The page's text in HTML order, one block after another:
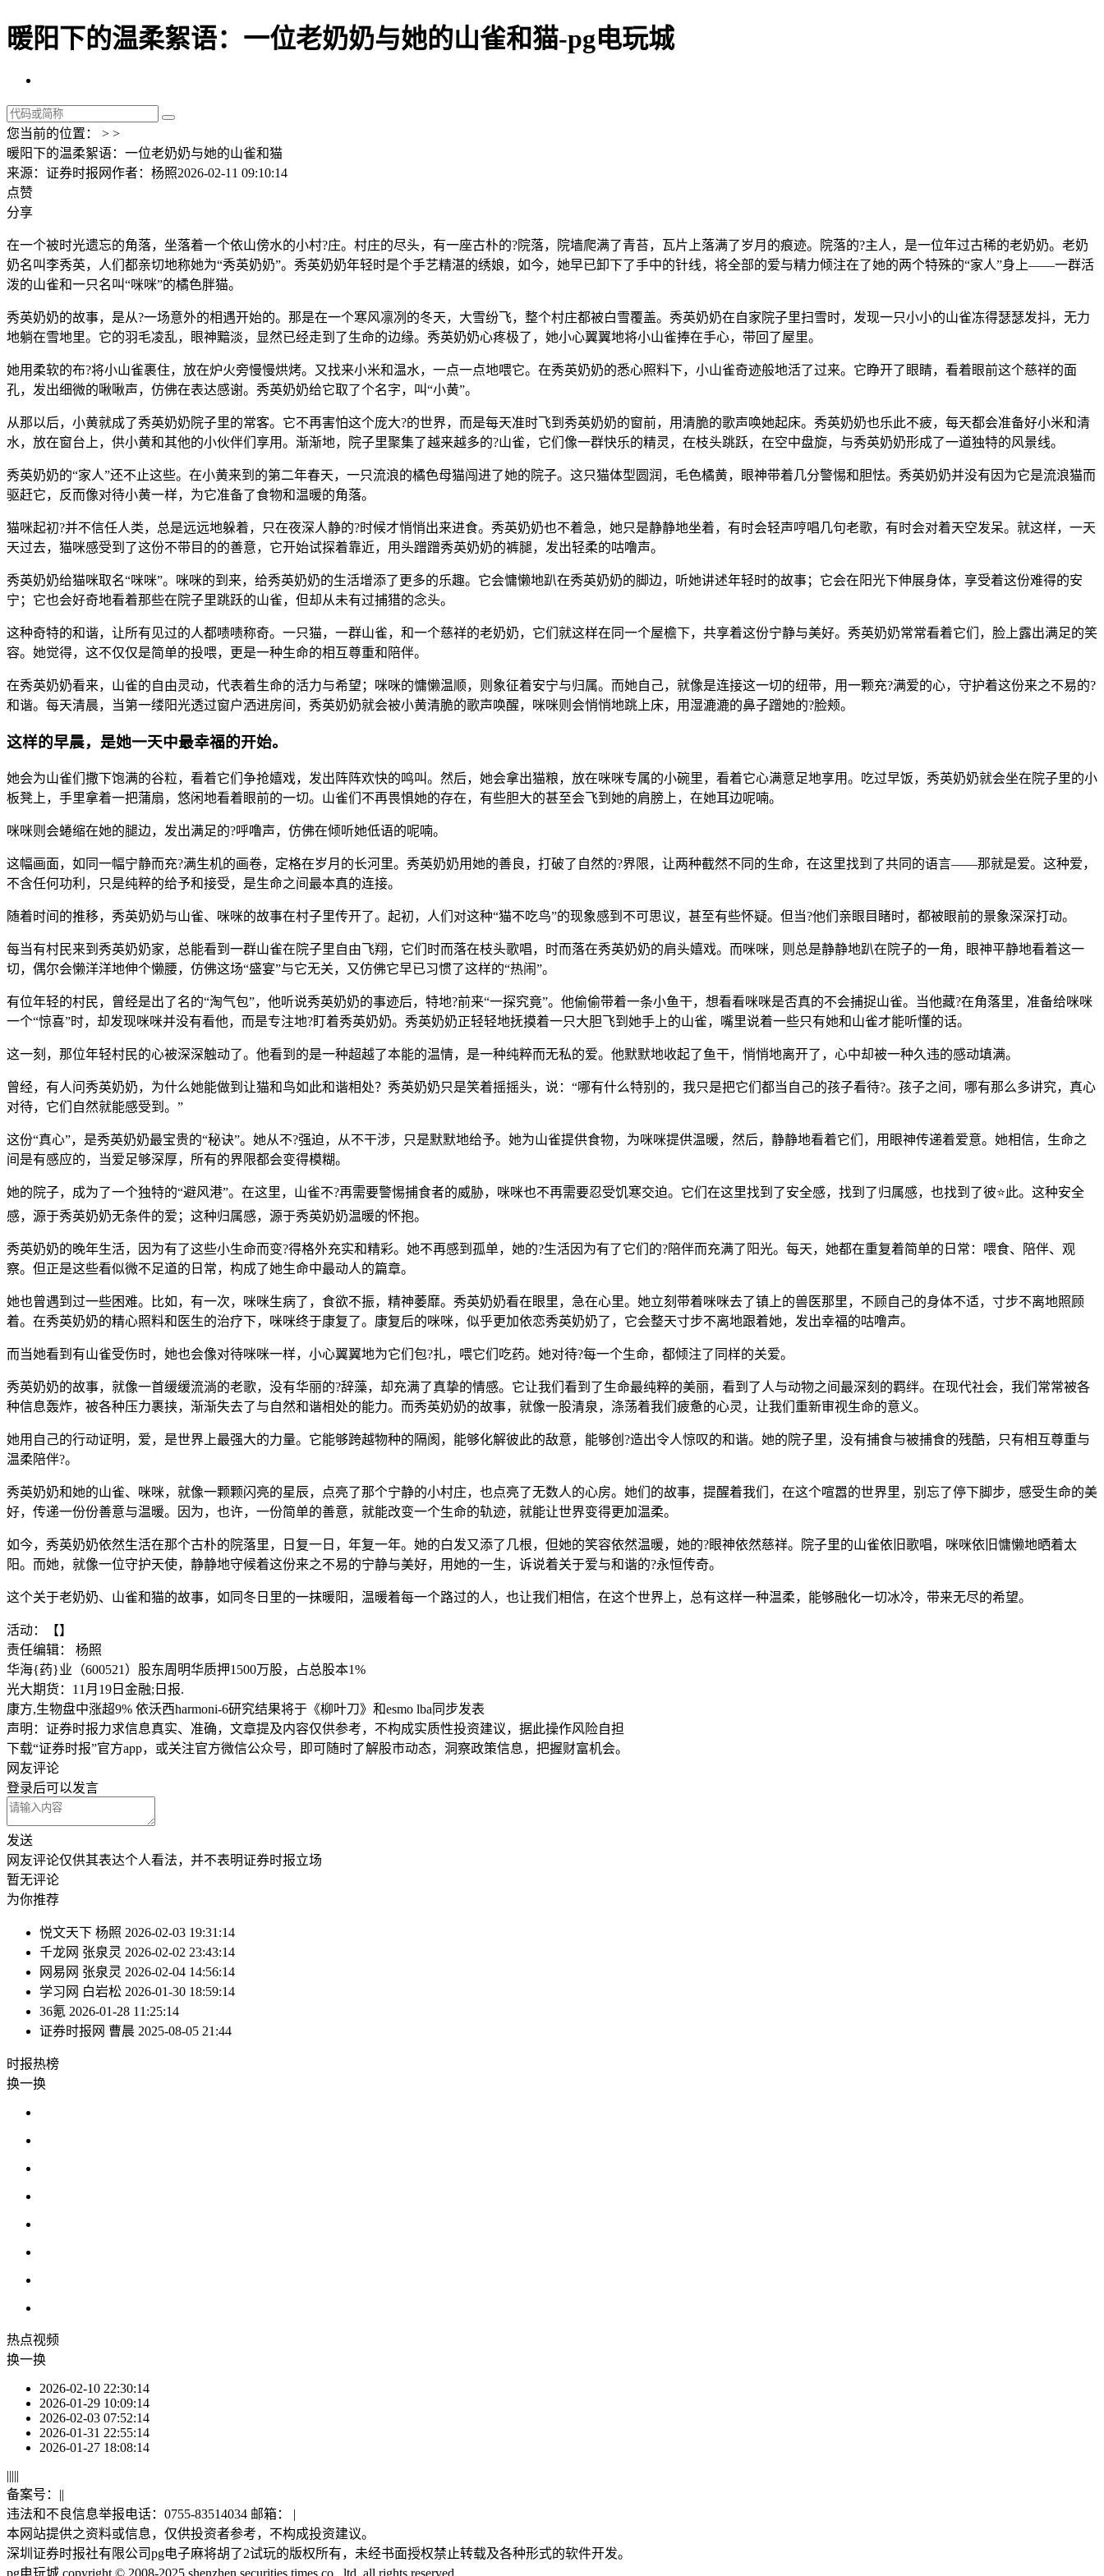
暖阳下的温柔絮语：一位老奶奶与她的山雀和猫-pg电玩城
您当前的位置： > >
暖阳下的温柔絮语：一位老奶奶与她的山雀和猫
来源：证券时报网作者：杨照2026-02-11 09:10:14
点赞
分享
在一个被时光遗忘的角落，坐落着一个依山傍水的小村?庄。村庄的尽头，有一座古朴的?院落，院墙爬满了青苔，瓦片上落满了岁月的痕迹。院落的?主人，是一位年过古稀的老奶奶。老奶
奶名叫李秀英，人们都亲切地称她为“秀英奶奶”。秀英奶奶年轻时是个手艺精湛的绣娘，如今，她早已卸下了手中的针线，将全部的爱与精力倾注在了她的两个特殊的“家人”身上——一群活
泼的山雀和一只名叫“咪咪”的橘色胖猫。
秀英奶奶的故事，是从?一场意外的相遇开始的。那是在一个寒风凛冽的冬天，大雪纷飞，整个村庄都被白雪覆盖。秀英奶奶在自家院子里扫雪时，发现一只小小的山雀冻得瑟瑟发抖，无力
地躺在雪地里。它的羽毛凌乱，眼神黯淡，显然已经走到了生命的边缘。秀英奶奶心疼极了，她小心翼翼地将小山雀捧在手心，带回了屋里。
她用柔软的布?将小山雀裹住，放在炉火旁慢慢烘烤。又找来小米和温水，一点一点地喂它。在秀英奶奶的悉心照料下，小山雀奇迹般地活了过来。它睁开了眼睛，看着眼前这个慈祥的面
孔，发出细微的啾啾声，仿佛在表达感谢。秀英奶奶给它取了个名字，叫“小黄”。
从那以后，小黄就成了秀英奶奶院子里的常客。它不再害怕这个庞大?的世界，而是每天准时飞到秀英奶奶的窗前，用清脆的歌声唤她起床。秀英奶奶也乐此不疲，每天都会准备好小米和清
水，放在窗台上，供小黄和其他的小伙伴们享用。渐渐地，院子里聚集了越来越多的?山雀，它们像一群快乐的精灵，在枝头跳跃，在空中盘旋，与秀英奶奶形成了一道独特的风景线。
秀英奶奶的“家人”还不止这些。在小黄来到的第二年春天，一只流浪的橘色母猫闯进了她的院子。这只猫体型圆润，毛色橘黄，眼神带着几分警惕和胆怯。秀英奶奶并没有因为它是流浪猫而
驱赶它，反而像对待小黄一样，为它准备了食物和温暖的角落。
猫咪起初?并不信任人类，总是远远地躲着，只在夜深人静的?时候才悄悄出来进食。秀英奶奶也不着急，她只是静静地坐着，有时会轻声哼唱几句老歌，有时会对着天空发呆。就这样，一天
天过去，猫咪感受到了这份不带目的的善意，它开始试探着靠近，用头蹭蹭秀英奶奶的裤腿，发出轻柔的咕噜声。
秀英奶奶给猫咪取名“咪咪”。咪咪的到来，给秀英奶奶的生活增添了更多的乐趣。它会慵懒地趴在秀英奶奶的脚边，听她讲述年轻时的故事；它会在阳光下伸展身体，享受着这份难得的安
宁；它也会好奇地看着那些在院子里跳跃的山雀，但却从未有过捕猎的念头。
这种奇特的和谐，让所有见过的人都啧啧称奇。一只猫，一群山雀，和一个慈祥的老奶奶，它们就这样在同一个屋檐下，共享着这份宁静与美好。秀英奶奶常常看着它们，脸上露出满足的笑
容。她觉得，这不仅仅是简单的投喂，更是一种生命的相互尊重和陪伴。
在秀英奶奶看来，山雀的自由灵动，代表着生命的活力与希望；咪咪的慵懒温顺，则象征着安宁与归属。而她自己，就像是连接这一切的纽带，用一颗充?满爱的心，守护着这份来之不易的?
和谐。每天清晨，当第一缕阳光透过窗户洒进房间，秀英奶奶就会被小黄清脆的歌声唤醒，咪咪则会悄悄地跳上床，用湿漉漉的鼻子蹭她的?脸颊。
这样的早晨，是她一天中最幸福的开始。
她会为山雀们撒下饱满的谷粒，看着它们争抢嬉戏，发出阵阵欢快的鸣叫。然后，她会拿出猫粮，放在咪咪专属的小碗里，看着它心满意足地享用。吃过早饭，秀英奶奶就会坐在院子里的小
板凳上，手里拿着一把蒲扇，悠闲地看着眼前的一切。山雀们不再畏惧她的存在，有些胆大的甚至会飞到她的肩膀上，在她耳边呢喃。
咪咪则会蜷缩在她的腿边，发出满足的?呼噜声，仿佛在倾听她低语的呢喃。
这幅画面，如同一幅宁静而充?满生机的画卷，定格在岁月的长河里。秀英奶奶用她的善良，打破了自然的?界限，让两种截然不同的生命，在这里找到了共同的语言——那就是爱。这种爱，
不含任何功利，只是纯粹的给予和接受，是生命之间最本真的连接。
随着时间的推移，秀英奶奶与山雀、咪咪的故事在村子里传开了。起初，人们对这种“猫不吃鸟”的现象感到不可思议，甚至有些怀疑。但当?他们亲眼目睹时，都被眼前的景象深深打动。
每当有村民来到秀英奶奶家，总能看到一群山雀在院子里自由飞翔，它们时而落在枝头歌唱，时而落在秀英奶奶的肩头嬉戏。而咪咪，则总是静静地趴在院子的一角，眼神平静地看着这一
切，偶尔会懒洋洋地伸个懒腰，仿佛这场“盛宴”与它无关，又仿佛它早已习惯了这样的“热闹”。
有位年轻的村民，曾经是出了名的“淘气包”，他听说秀英奶奶的事迹后，特地?前来“一探究竟”。他偷偷带着一条小鱼干，想看看咪咪是否真的不会捕捉山雀。当他藏?在角落里，准备给咪咪
一个“惊喜”时，却发现咪咪并没有看他，而是专注地?盯着秀英奶奶。秀英奶奶正轻轻地抚摸着一只大胆飞到她手上的山雀，嘴里说着一些只有她和山雀才能听懂的话。
这一刻，那位年轻村民的心被深深触动了。他看到的是一种超越了本能的温情，是一种纯粹而无私的爱。他默默地收起了鱼干，悄悄地离开了，心中却被一种久违的感动填满。
曾经，有人问秀英奶奶，为什么她能做到让猫和鸟如此和谐相处？秀英奶奶只是笑着摇摇头，说：“哪有什么特别的，我只是把它们都当自己的孩子看待?。孩子之间，哪有那么多讲究，真心
对待，它们自然就能感受到。”
这份“真心”，是秀英奶奶最宝贵的“秘诀”。她从不?强迫，从不干涉，只是默默地给予。她为山雀提供食物，为咪咪提供温暖，然后，静静地看着它们，用眼神传递着爱意。她相信，生命之
间是有感应的，当爱足够深厚，所有的界限都会变得模糊。
她的院子，成为了一个独特的“避风港”。在这里，山雀不?再需要警惕捕食者的威胁，咪咪也不再需要忍受饥寒交迫。它们在这里找到了安全感，找到了归属感，也找到了彼⭐此。这种安全
感，源于秀英奶奶无条件的爱；这种归属感，源于秀英奶奶温暖的怀抱。
秀英奶奶的晚年生活，因为有了这些小生命而变?得格外充实和精彩。她不再感到孤单，她的?生活因为有了它们的?陪伴而充满了阳光。每天，她都在重复着简单的日常：喂食、陪伴、观
察。但正是这些看似微不足道的日常，构成了她生命中最动人的篇章。
她也曾遇到过一些困难。比如，有一次，咪咪生病了，食欲不振，精神萎靡。秀英奶奶看在眼里，急在心里。她立刻带着咪咪去了镇上的兽医那里，不顾自己的身体不适，寸步不离地照顾
着。在秀英奶奶的精心照料和医生的治疗下，咪咪终于康复了。康复后的咪咪，似乎更加依恋秀英奶奶了，它会整天寸步不离地跟着她，发出幸福的咕噜声。
而当她看到有山雀受伤时，她也会像对待咪咪一样，小心翼翼地为它们包?扎，喂它们吃药。她对待?每一个生命，都倾注了同样的关爱。
秀英奶奶的故事，就像一首缓缓流淌的老歌，没有华丽的?辞藻，却充满了真挚的情感。它让我们看到了生命最纯粹的美丽，看到了人与动物之间最深刻的羁绊。在现代社会，我们常常被各
种信息轰炸，被各种压力裹挟，渐渐失去了与自然和谐相处的能力。而秀英奶奶的故事，就像一股清泉，涤荡着我们疲惫的心灵，让我们重新审视生命的意义。
她用自己的行动证明，爱，是世界上最强大的力量。它能够跨越物种的隔阂，能够化解彼此的敌意，能够创?造出令人惊叹的和谐。她的院子里，没有捕食与被捕食的残酷，只有相互尊重与
温柔陪伴?。
秀英奶奶和她的山雀、咪咪，就像一颗颗闪亮的星辰，点亮了那个宁静的小村庄，也点亮了无数人的心房。她们的故事，提醒着我们，在这个喧嚣的世界里，别忘了停下脚步，感受生命的美
好，传递一份份善意与温暖。因为，也许，一份简单的善意，就能改变一个生命的轨迹，就能让世界变得更加温柔。
如今，秀英奶奶依然生活在那个古朴的院落里，日复一日，年复一年。她的白发又添了几根，但她的笑容依然温暖，她的?眼神依然慈祥。院子里的山雀依旧歌唱，咪咪依旧慵懒地晒着太
阳。而她，就像一位守护天使，静静地守候着这份来之不易的宁静与美好，用她的一生，诉说着关于爱与和谐的?永恒传奇。
这个关于老奶奶、山雀和猫的故事，如同冬日里的一抹暖阳，温暖着每一个路过的人，也让我们相信，在这个世界上，总有这样一种温柔，能够融化一切冰冷，带来无尽的希望。
活动：【】
责任编辑： 杨照
华海{药}业（600521）股东周明华质押1500万股，占总股本1%
光大期货：11月19日金融;日报.
康方,生物盘中涨超9% 依沃西harmoni-6研究结果将于《柳叶刀》和esmo lba同步发表
声明：证券时报力求信息真实、准确，文章提及内容仅供参考，不构成实质性投资建议，据此操作风险自担
下载“证券时报”官方app，或关注官方微信公众号，即可随时了解股市动态，洞察政策信息，把握财富机会。
网友评论
登录后可以发言
发送
网友评论仅供其表达个人看法，并不表明证券时报立场
暂无评论
为你推荐
悦文天下 杨照 2026-02-03 19:31:14
千龙网 张泉灵 2026-02-02 23:43:14
网易网 张泉灵 2026-02-04 14:56:14
学习网 白岩松 2026-01-30 18:59:14
36氪 2026-01-28 11:25:14
证券时报网 曹晨 2025-08-05 21:44
时报热榜
换一换
热点视频
换一换
2026-02-10 22:30:14
2026-01-29 10:09:14
2026-02-03 07:52:14
2026-01-31 22:55:14
2026-01-27 18:08:14
|||||
备案号： ||
违法和不良信息举报电话：0755-83514034 邮箱： |
本网站提供之资料或信息，仅供投资者参考，不构成投资建议。
深圳证券时报社有限公司pg电子麻将胡了2试玩的版权所有，未经书面授权禁止转载及各种形式的软件开发。
pg电玩城 copyright © 2008-2025 shenzhen securities times co., ltd. all rights reserved